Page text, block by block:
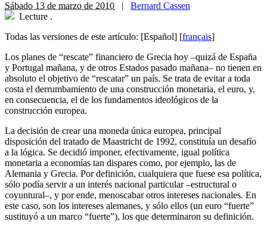
Sábado 13 de marzo de 2010 | Bernard Cassen
Lecture .
Todas las versiones de este artículo: [Español] [français]
Los planes de “rescate” financiero de Grecia hoy –quizá de España
y Portugal mañana, y de otros Estados pasado mañana– no tienen en
absoluto el objetivo de “rescatar” un país. Se trata de evitar a toda
costa el derrumbamiento de una construcción monetaria, el euro, y,
en consecuencia, el de los fundamentos ideológicos de la
construcción europea.
La decisión de crear una moneda única europea, principal
disposición del tratado de Maastricht de 1992, constituía un desafío
a la lógica. Se decidió imponer, efectivamente, igual política
monetaria a economías tan dispares como, por ejemplo, las de
Alemania y Grecia. Por definición, cualquiera que fuese esa política,
sólo podía servir a un interés nacional particular –estructural o
coyuntural–, y por ende, menoscabar otros intereses nacionales. En
este caso, son los intereses alemanes, y sólo ellos (un euro “fuerte”
sustituyó a un marco “fuerte”), los que determinaron su definición.